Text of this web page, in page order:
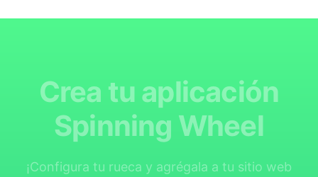
Crea tu aplicación
Spinning Wheel
¡Configura tu rueca y agrégala a tu sitio web